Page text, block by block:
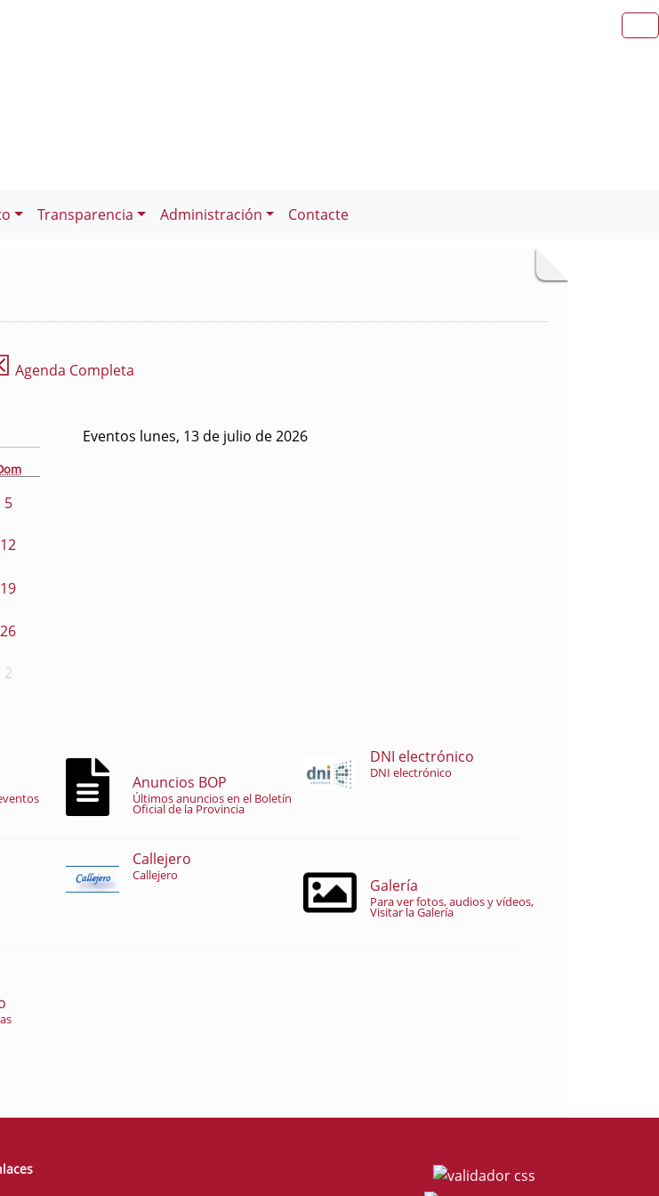
Transparencia Administración Contacte
Agenda Completa
5
12
19
26
2
Eventos lunes, 13 de julio de 2026
Anuncios BOP
Últimos anuncios en el Boletín
Oficial de la Provincia
DNI electrónico
DNI electrónico
Callejero
Callejero
Galería
Para ver fotos, audios y vídeos,
Visitar la Galería